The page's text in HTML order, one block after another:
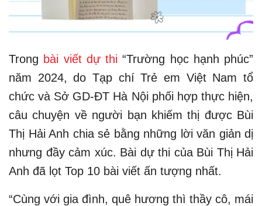
Trong bài viết dự thi “Trường học hạnh phúc”
năm 2024, do Tạp chí Trẻ em Việt Nam tổ
chức và Sở GD-ĐT Hà Nội phối hợp thực hiện,
câu chuyện về người bạn khiếm thị được Bùi
Thị Hải Anh chia sẻ bằng những lời văn giản dị
nhưng đầy cảm xúc. Bài dự thi của Bùi Thị Hải
Anh đã lọt Top 10 bài viết ấn tượng nhất.
“Cùng với gia đình, quê hương thì thầy cô, mái